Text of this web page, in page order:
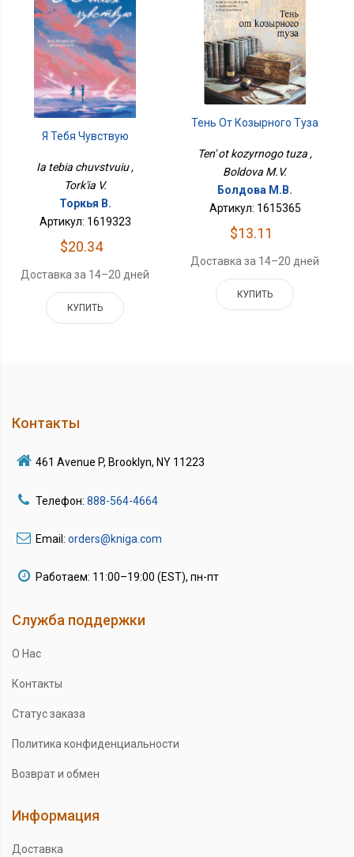
Я Тебя Чувствую
Ia tebia chuvstvuiu ,
Tork'ia V.
Торкья В.
Артикул: 1619323
$20.34
Доставка за 14–20 дней
КУПИТЬ
Тень От Козырного Туза
Ten' ot kozyrnogo tuza ,
Boldova M.V.
Болдова М.В.
Артикул: 1615365
$13.11
Доставка за 14–20 дней
КУПИТЬ
Контакты
461 Avenue P, Brooklyn, NY 11223
Телефон: 888-564-4664
Email: orders@kniga.com
Работаем: 11:00–19:00 (EST), пн-пт
Служба поддержки
О Нас
Контакты
Статус заказа
Политика конфиденциальности
Возврат и обмен
Информация
Доставка